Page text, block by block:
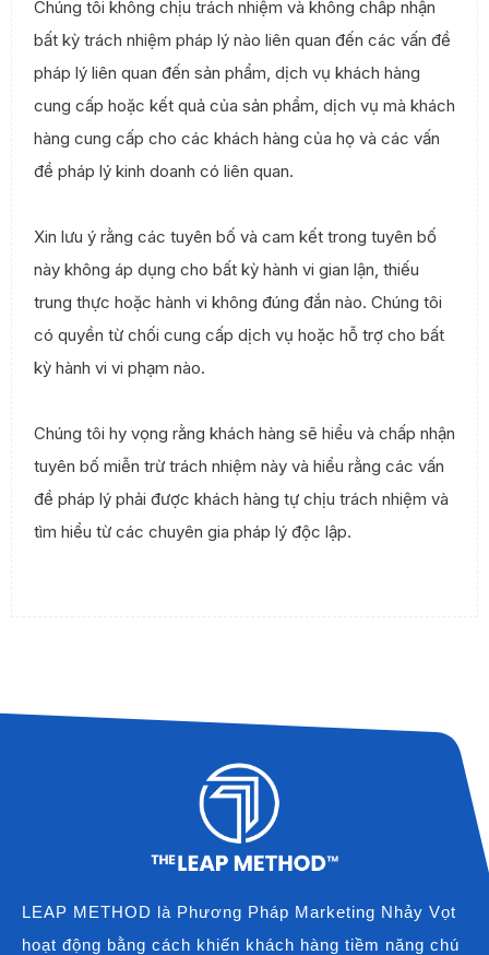
Chúng tôi không chịu trách nhiệm và không chấp nhận
bất kỳ trách nhiệm pháp lý nào liên quan đến các vấn đề
pháp lý liên quan đến sản phẩm, dịch vụ khách hàng
cung cấp hoặc kết quả của sản phẩm, dịch vụ mà khách
hàng cung cấp cho các khách hàng của họ và các vấn
đề pháp lý kinh doanh có liên quan.
Xin lưu ý rằng các tuyên bố và cam kết trong tuyên bố
này không áp dụng cho bất kỳ hành vi gian lận, thiếu
trung thực hoặc hành vi không đúng đắn nào. Chúng tôi
có quyền từ chối cung cấp dịch vụ hoặc hỗ trợ cho bất
kỳ hành vi vi phạm nào.
Chúng tôi hy vọng rằng khách hàng sẽ hiểu và chấp nhận
tuyên bố miễn trừ trách nhiệm này và hiểu rằng các vấn
đề pháp lý phải được khách hàng tự chịu trách nhiệm và
tìm hiểu từ các chuyên gia pháp lý độc lập.
LEAP METHOD là Phương Pháp Marketing Nhảy Vọt
hoạt động bằng cách khiến khách hàng tiềm năng chú